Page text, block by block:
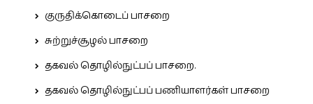
குருதிக்கொடைப் பாசறை
சுற்றுச்சூழல் பாசறை
தகவல் தொழில்நுட்பப் பாசறை.
தகவல் தொழில்நுட்பப் பணியாளர்கள் பாசறை